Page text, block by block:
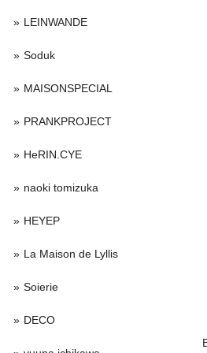
LEINWANDE
Soduk
MAISONSPECIAL
PRANKPROJECT
HeRIN.CYE
naoki tomizuka
HEYEP
La Maison de Lyllis
Soierie
DECO